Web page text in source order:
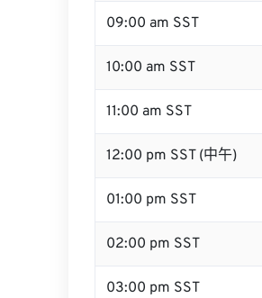
09:00 am SST
10:00 am SST
11:00 am SST
12:00 pm SST (中午)
01:00 pm SST
02:00 pm SST
03:00 pm SST